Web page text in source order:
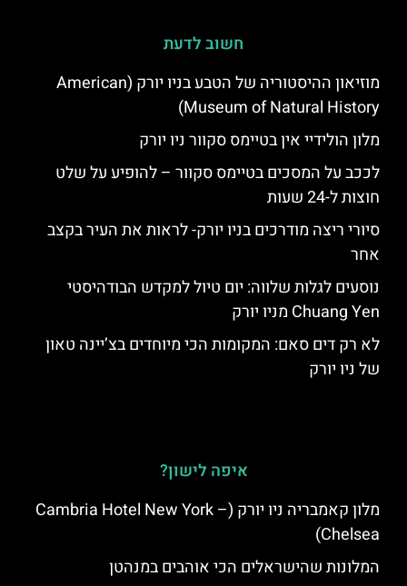
חשוב לדעת
מוזיאון ההיסטוריה של הטבע בניו יורק (American
Museum of Natural History)
מלון הולידיי אין בטיימס סקוור ניו יורק
לככב על המסכים בטיימס סקוור – להופיע על שלט
חוצות ל-24 שעות
סיורי ריצה מודרכים בניו יורק- לראות את העיר בקצב
אחר
נוסעים לגלות שלווה: יום טיול למקדש הבודהיסטי
Chuang Yen מניו יורק
לא רק דים סאם: המקומות הכי מיוחדים בצ’יינה טאון
של ניו יורק
איפה לישון?
מלון קאמבריה ניו יורק (Cambria Hotel New York –
Chelsea)
המלונות שהישראלים הכי אוהבים במנהטן